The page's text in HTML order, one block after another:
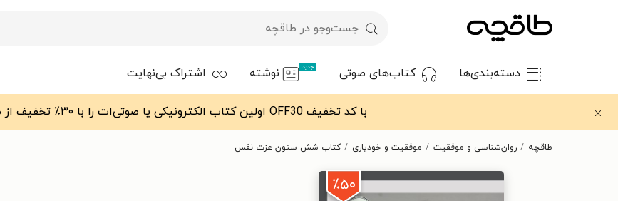
دسته‌بندی‌ها کتاب‌های صوتی جدید نوشته اشتراک بی‌نهایت
با کد تخفیف OFF30 اولین کتاب الکترونیکی یا صوتی‌ات را با ۳۰٪ تخفیف از طاقچه دریافت کن.
طاقچه روان‌شناسی و موفقیت موفقیت و خودیاری کتاب شش ستون عزت نفس
٪۵۰